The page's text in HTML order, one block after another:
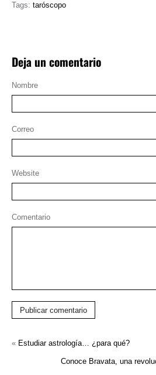
Tags: taróscopo
Deja un comentario
Nombre
Correo
Website
Comentario
Publicar comentario
« Estudiar astrología… ¿para qué?
Conoce Bravata, una